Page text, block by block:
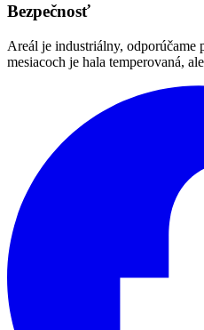
Bezpečnosť
Areál je industriálny, odporúčame
mesiacoch je hala temperovaná,